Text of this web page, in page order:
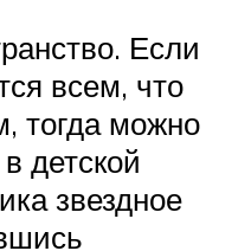
Если
всем, что
тогда можно
детской
звездное